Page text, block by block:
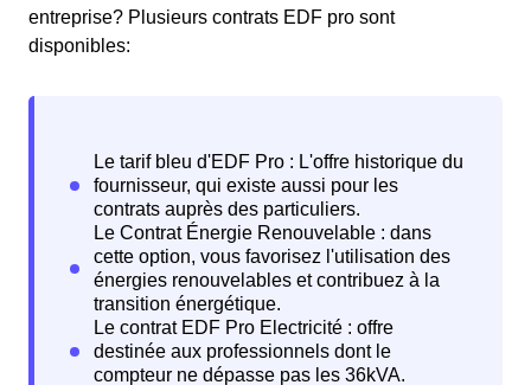
entreprise? Plusieurs contrats EDF pro sont
disponibles: